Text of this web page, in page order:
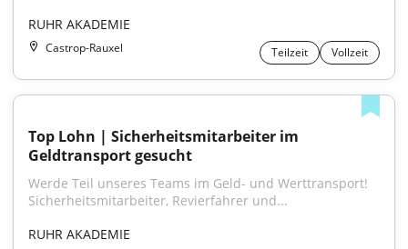
RUHR AKADEMIE
Castrop-Rauxel Teilzeit Vollzeit
Top Lohn | Sicherheitsmitarbeiter im
Geldtransport gesucht
Werde Teil unseres Teams im Geld- und Werttransport!
Sicherheitsmitarbeiter, Revierfahrer und...
RUHR AKADEMIE